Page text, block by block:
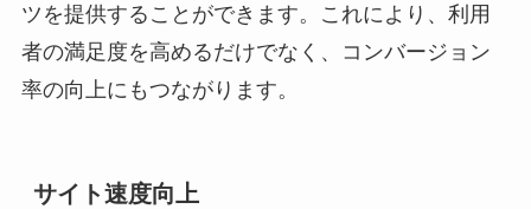
ツを提供することができます。これにより、利用
者の満足度を高めるだけでなく、コンバージョン
率の向上にもつながります。
サイト速度向上